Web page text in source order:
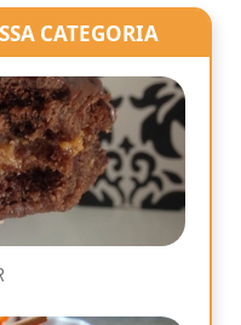
CATEGORIA